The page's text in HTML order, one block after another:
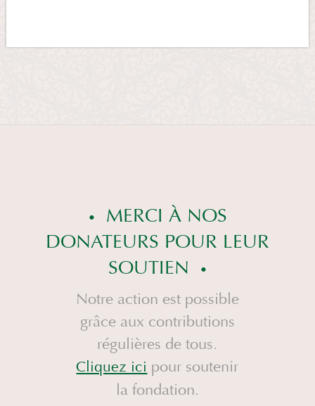
MERCI À NOS
DONATEURS POUR LEUR
SOUTIEN
Notre action est possible
grâce aux contributions
régulières de tous.
Cliquez ici pour soutenir
la fondation.